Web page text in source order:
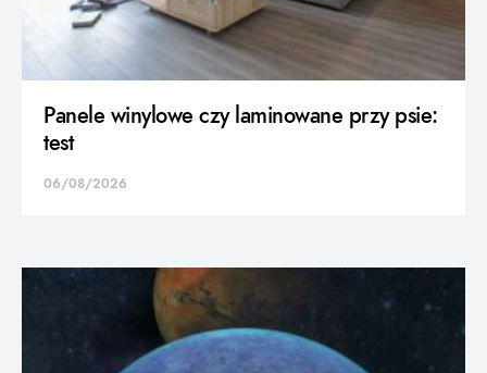
Panele winylowe czy laminowane przy psie:
test
06/08/2026